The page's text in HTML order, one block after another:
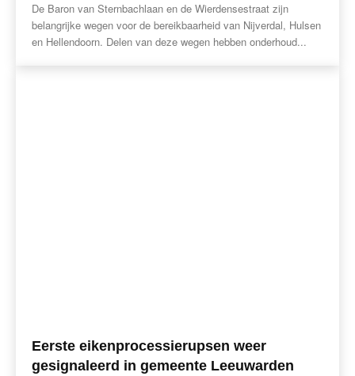
De Baron van Sternbachlaan en de Wierdensestraat zijn
belangrijke wegen voor de bereikbaarheid van Nijverdal, Hulsen
en Hellendoorn. Delen van deze wegen hebben onderhoud...
Eerste eikenprocessierupsen weer
gesignaleerd in gemeente Leeuwarden